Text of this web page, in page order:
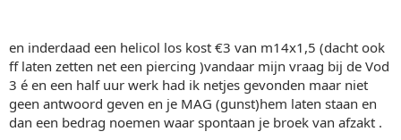
en inderdaad een helicol los kost €3 van m14x1,5 (dacht ook
ff laten zetten net een piercing )vandaar mijn vraag bij de Vod
3 é en een half uur werk had ik netjes gevonden maar niet
geen antwoord geven en je MAG (gunst)hem laten staan en
dan een bedrag noemen waar spontaan je broek van afzakt .